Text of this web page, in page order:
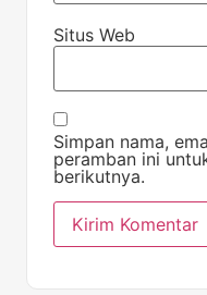
Situs Web
Simpan nama,
peramban ini
berikutnya.